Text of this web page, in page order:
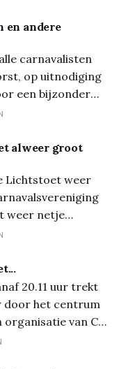
van de Paar. Meer foto's van
en andere
carnavalisten
op uitnodiging
een bijzonder
prinsessen,
hun oude pakken
Maar ook
(verkleed.
alweer groot
Lichtstoet weer
weer netje
zowel erg veel
maar er ook erg
aan de
'officieel'
20.11 uur trekt
door het centrum
van CV
doet er alles